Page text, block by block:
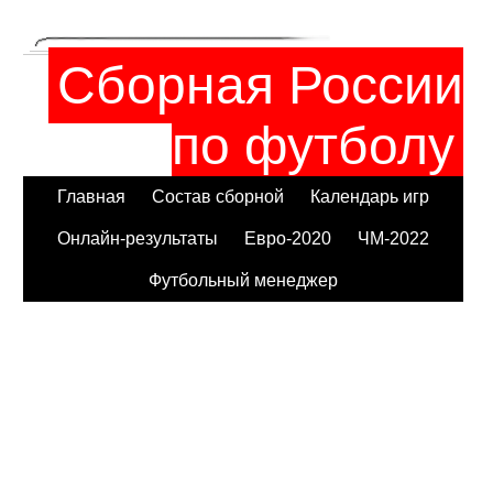
Сборная России
по футболу
Главная Состав сборной Календарь игр
Онлайн-результаты Евро-2020 ЧМ-2022
Футбольный менеджер